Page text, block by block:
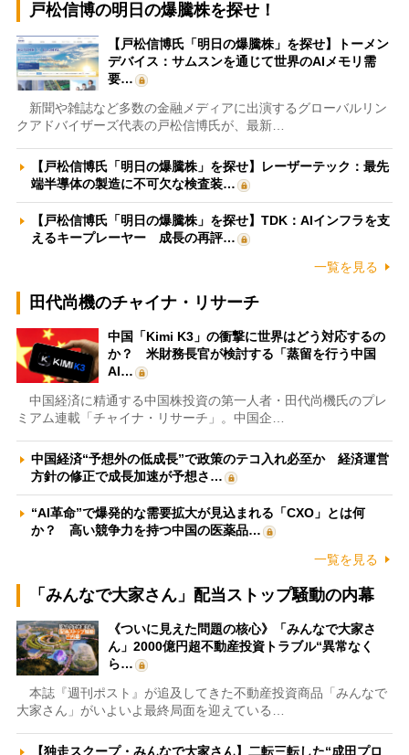
戸松信博の明日の爆騰株を探せ！
【戸松信博氏「明日の爆騰株」を探せ】トーメン
デバイス：サムスンを通じて世界のAIメモリ需
要…
新聞や雑誌など多数の金融メディアに出演するグローバルリン
クアドバイザーズ代表の戸松信博氏が、最新…
【戸松信博氏「明日の爆騰株」を探せ】レーザーテック：最先
端半導体の製造に不可欠な検査装…
【戸松信博氏「明日の爆騰株」を探せ】TDK：AIインフラを支
えるキープレーヤー 成長の再評…
一覧を見る
田代尚機のチャイナ・リサーチ
中国「Kimi K3」の衝撃に世界はどう対応するの
か？ 米財務長官が検討する「蒸留を行う中国
AI…
中国経済に精通する中国株投資の第一人者・田代尚機氏のプレ
ミアム連載「チャイナ・リサーチ」。中国企…
中国経済“予想外の低成長”で政策のテコ入れ必至か 経済運営
方針の修正で成長加速が予想さ…
“AI革命”で爆発的な需要拡大が見込まれる「CXO」とは何
か？ 高い競争力を持つ中国の医薬品…
一覧を見る
「みんなで大家さん」配当ストップ騒動の内幕
《ついに見えた問題の核心》「みんなで大家さ
ん」2000億円超不動産投資トラブル“異常なく
ら…
本誌『週刊ポスト』が追及してきた不動産投資商品「みんなで
大家さん」がいよいよ最終局面を迎えている…
【独走スクープ・みんなで大家さん】二転三転した“成田プロ